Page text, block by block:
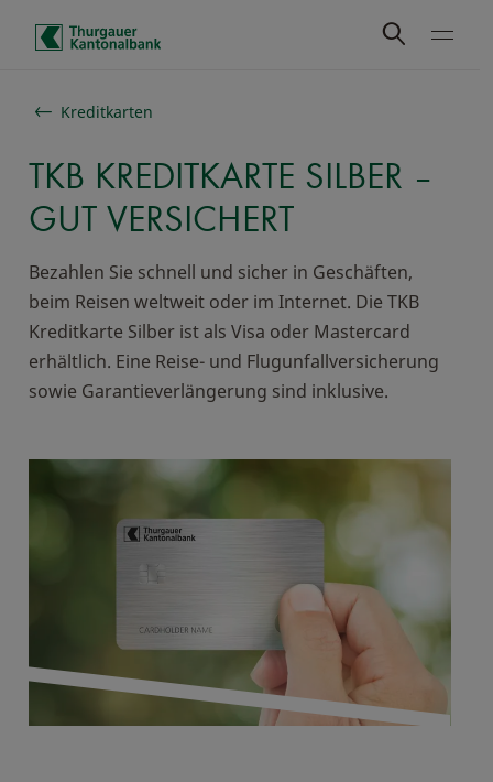
Schnelle Navigation
Kreditkarten
TKB KREDITKARTE SILBER –
GUT VERSICHERT
Bezahlen Sie schnell und sicher in Geschäften,
beim Reisen weltweit oder im Internet. Die TKB
Kreditkarte Silber ist als Visa oder Mastercard
erhältlich. Eine Reise- und Flugunfallversicherung
sowie Garantieverlängerung sind inklusive.